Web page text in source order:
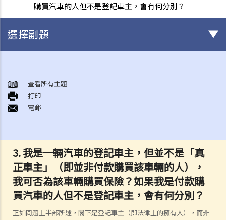
購買汽車的人但不是登記車主，會有何分別？
3.我是一輛汽車的登記車主，但並不是「真
正車主」（即並非付款購買該車輛的人），
我可否為該車輛購買保險？如果我是付款購
買汽車的人但不是登記車主，會有何分別？
正如問題上半部所述，閣下是登記車主（即法律上的擁有人），而非
選擇副題
1. 投保人或保單持有人可能沒有向保險公司披露所有個人資料。沒有這
樣的披露會導致索償被拒絕嗎？哪些重要事實必須披露？
2. 除上述問題外，若一些沒有披露的資料與該項索償無關（例如，我因
項索償嗎？
3. 保險單中常見的「不保項目」是甚麼？
4. 我遲了一周（或一個月）繳交保費。我的保單仍然有效嗎？如果在繳
付保費之前發生意外，保險公司會否拒絕我的索償？
5. 保險公司延遲處理我的索償申請。我可以因為這樣的延誤索取利息
查看所有主題
打印
電郵